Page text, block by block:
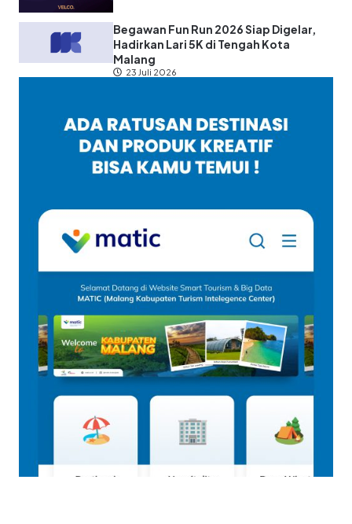
Begawan Fun Run 2026 Siap Digelar,
Hadirkan Lari 5K di Tengah Kota
Malang
23 Juli 2026